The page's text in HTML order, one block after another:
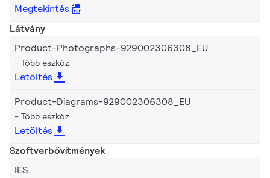
Megtekintés
Látvány
Product-Photographs-929002306308_EU
Több eszköz
Letöltés
Product-Diagrams-929002306308_EU
Több eszköz
Letöltés
Szoftverbővítmények
IES